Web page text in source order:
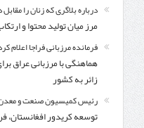
درباره بلاگری که زنان را
مرز میان تولید محتوا و
فرمانده مرزبانی فراجا اعلام
هماهنگی با مرزبانی عراق
زائر به کشور
رئیس کمیسیون صنعت و معدن
توسعه کریدور